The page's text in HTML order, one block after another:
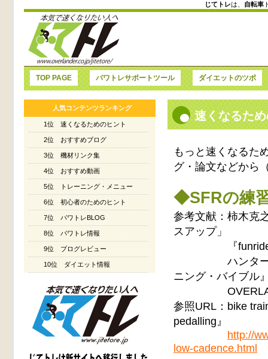
じてトレは、 自転車
速くなるた
もっと速くなるた
グ・論文などから
◆SFRの練
参考文献：柿木克
スアップ」
『funride』
ハンター・ア
ニング・バイブル
参照URL：bike
pedalling』
http://
low-cadence.html
TOP PAGE パワトレサポートツール ダイエットのツボ
人気コンテンツランキング
1位 速くなるためのヒント
2位 おすすめブログ
3位 機材リンク集
4位 おすすめ動画
5位 トレーニング・メニュー
6位 初心者のためのヒント
7位 パワトレBLOG
8位 パワトレ情報
9位 ブログレビュー
10位 ダイエット情報